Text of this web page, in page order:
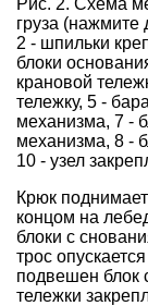
Рис. 2. Схема
груза (нажмите
2 - шпильки
блоки
крановой
тележку, 5 -
механизма, 7 -
механизма, 8 -
10 - узел
Крюк
концом на
блоки с
трос
подвешен блок
тележки